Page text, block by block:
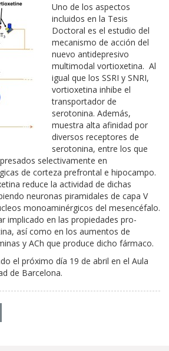
Uno de los aspectos
incluidos en la Tesis
Doctoral es el estudio del
mecanismo de acción del
nuevo antidepresivo
multimodal vortioxetina. Al
igual que los SSRI y SNRI,
vortioxetina inhibe el
transportador de
serotonina. Además,
muestra alta afinidad por
diversos receptores de
serotonina, entre los que
selectivamente en
de corteza prefrontal e hipocampo.
reduce la actividad de dichas
neuronas piramidales de capa V
monoaminérgicos del mesencéfalo.
implicado en las propiedades pro-
así como en los aumentos de
y ACh que produce dicho fármaco.
el próximo día 19 de abril en el Aula
de Barcelona.